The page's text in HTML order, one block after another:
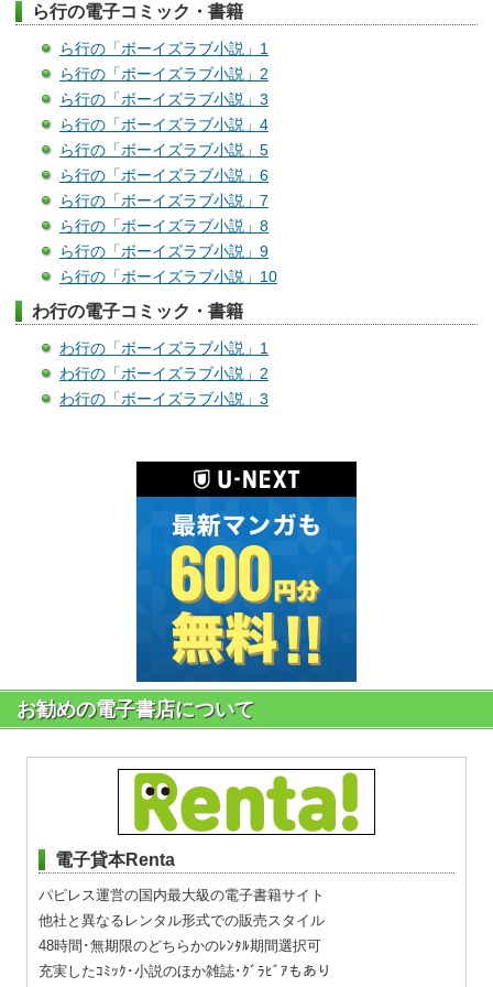
ら行の電子コミック・書籍
ら行の「ボーイズラブ小説」1
ら行の「ボーイズラブ小説」2
ら行の「ボーイズラブ小説」3
ら行の「ボーイズラブ小説」4
ら行の「ボーイズラブ小説」5
ら行の「ボーイズラブ小説」6
ら行の「ボーイズラブ小説」7
ら行の「ボーイズラブ小説」8
ら行の「ボーイズラブ小説」9
ら行の「ボーイズラブ小説」10
わ行の電子コミック・書籍
わ行の「ボーイズラブ小説」1
わ行の「ボーイズラブ小説」2
わ行の「ボーイズラブ小説」3
お勧めの電子書店について
電子貸本Renta
パピレス運営の国内最大級の電子書籍サイト
他社と異なるレンタル形式での販売スタイル
48時間･無期限のどちらかのﾚﾝﾀﾙ期間選択可
充実したｺﾐｯｸ･小説のほか雑誌･ｸﾞﾗﾋﾞｱもあり